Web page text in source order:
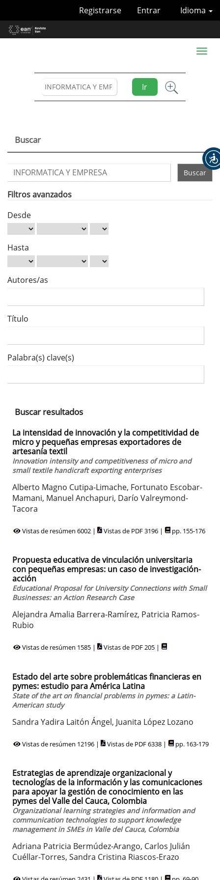
Contenido
principal
Idioma
Registrarse Entrar
Ir
Toggle
Buscar
Buscar
artículos
por
Filtros avanzados
Desde
Hasta
Autores/as
Título
Palabra(s) clave(s)
Buscar resultados
La intensidad de innovación y la competitividad de
micro y pequeñas empresas exportadores de
artesanía textil
Innovation intensity and competitiveness of micro and
small textile handicraft exporting enterprises
Alberto Magno Cutipa-Limache, Fortunato Escobar-
Mamani, Manuel Anchapuri, Darío Valreymond-
Tacora
Vistas de resúmen 6002 | Vistas de PDF 3196 | pp. 155-176
Propuesta educativa de vinculación universitaria
con pequeñas empresas: un caso de investigación-
acción
Educational Proposal for University Connections with Small
Businesses: an Action Research Case
Alejandra Amalia Barrera-Ramírez, Patricia Ramos-
Rubio
Vistas de resúmen 1585 | Vistas de PDF 205 |
Estado del arte sobre problemáticas financieras en
pymes: estudio para América Latina
State of the art on financial problems in pymes: a Latin-
American study
Sandra Yadira Laitón Ángel, Juanita López Lozano
Vistas de resúmen 12196 | Vistas de PDF 6338 | pp. 163-179
Estrategias de aprendizaje organizacional y
tecnologías de la información y las comunicaciones
para apoyar la gestión de conocimiento en las
pymes del Valle del Cauca, Colombia
Organizational learning strategies and information and
communication technologies to support knowledge
management in SMEs in Valle del Cauca, Colombia
Adriana Patricia Bermúdez-Arango, Carlos Julián
Cuéllar-Torres, Sandra Cristina Riascos-Erazo